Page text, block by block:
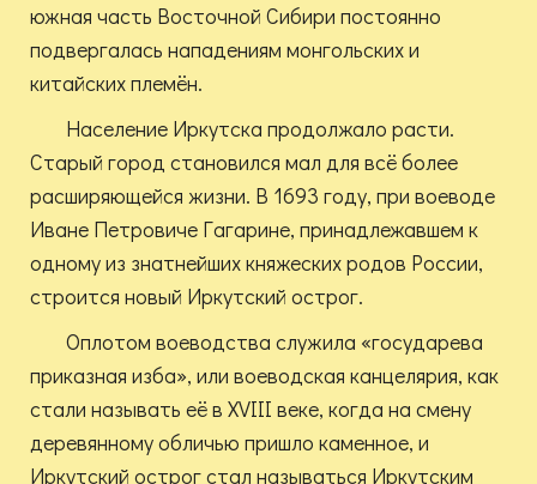
южная часть Восточной Сибири постоянно
подвергалась нападениям монгольских и
китайских племён.
Население Иркутска продолжало расти.
Старый город становился мал для всё более
расширяющейся жизни. В 1693 году, при воеводе
Иване Петровиче Гагарине, принадлежавшем к
одному из знатнейших княжеских родов России,
строится новый Иркутский острог.
Оплотом воеводства служила «государева
приказная изба», или воеводская канцелярия, как
стали называть её в XVIII веке, когда на смену
деревянному обличью пришло каменное, и
Иркутский острог стал называться Иркутским